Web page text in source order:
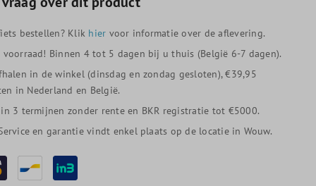
bestellen? Klik hier voor informatie over de aflevering.
voorraad! Binnen 4 tot 5 dagen bij u thuis (België 6-7 dagen).
in de winkel (dinsdag en zondag gesloten), €39,95
in Nederland en België.
3 termijnen zonder rente en BKR registratie tot €5000.
en garantie vindt enkel plaats op de locatie in Wouw.